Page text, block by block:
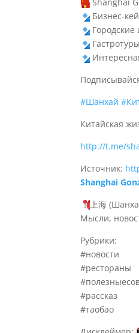
Бизнес-
#Шанхай
Китайская
http://t.me/
Источник:
Shanghai
上海
Мысли,
Рубрики:
#новости
#рестораны
#рассказ
#таобао